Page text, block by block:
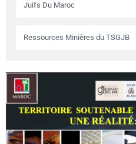
Juifs Du Maroc
Ressources Minières du TSGJB